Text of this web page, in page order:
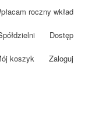
roczny wkład
Dostęp
koszyk Zaloguj